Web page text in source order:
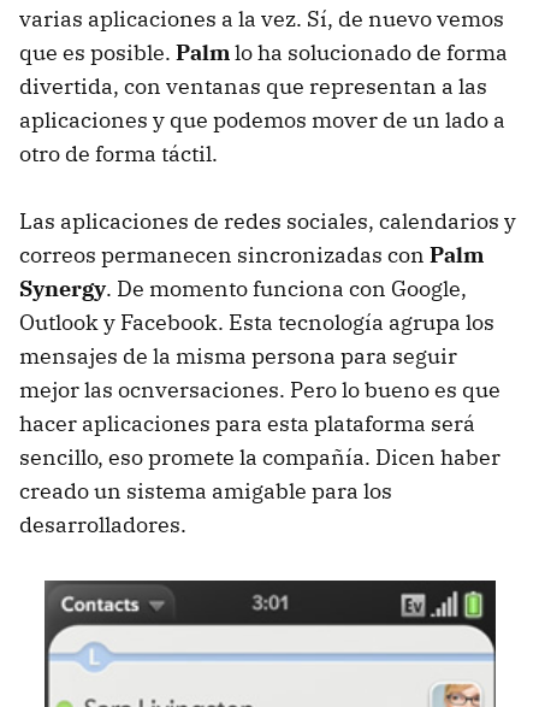
varias aplicaciones a la vez. Sí, de nuevo vemos
que es posible. Palmlo ha solucionado de forma
divertida, con ventanas que representan a las
aplicaciones y que podemos mover de un lado a
otro de forma táctil.
Las aplicaciones de redes sociales, calendarios y
correos permanecen sincronizadas con Palm
Synergy. De momento funciona con Google,
Outlook y Facebook. Esta tecnología agrupa los
mensajes de la misma persona para seguir
mejor las ocnversaciones. Pero lo bueno es que
hacer aplicaciones para esta plataforma será
sencillo, eso promete la compañía. Dicen haber
creado un sistema amigable para los
desarrolladores.